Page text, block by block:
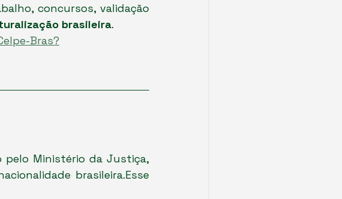
concursos, validação
brasileira.
Bras?
pelo Ministério da Justiça,
brasileira.Esse